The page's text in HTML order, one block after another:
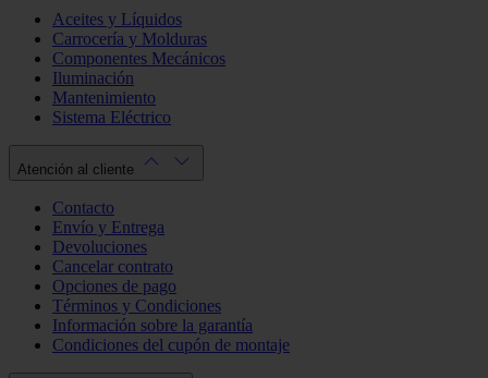
Aceites y Líquidos
Carrocería y Molduras
Componentes Mecánicos
Iluminación
Mantenimiento
Sistema Eléctrico
Atención al cliente
Contacto
Envío y Entrega
Devoluciones
Cancelar contrato
Opciones de pago
Términos y Condiciones
Información sobre la garantía
Condiciones del cupón de montaje